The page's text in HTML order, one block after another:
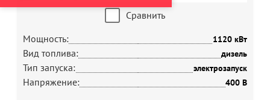
Сравнить
Мощность:
1120 кВт
Вид топлива: дизель
Тип запуска: электрозапуск
Напряжение: 400 В